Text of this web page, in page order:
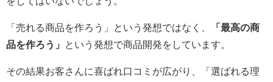
「売れる商品を作ろう」という発想ではなく、
「最高の商
品を作ろう」
という発想で商品開発をしています。
その結果お客さんに喜ばれ口コミが広がり、「選ばれる理